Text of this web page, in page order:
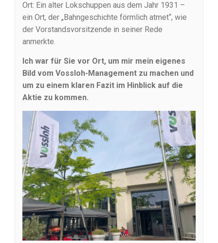
Ort: Ein alter Lokschuppen aus dem Jahr 1931 –
ein Ort, der „Bahngeschichte förmlich atmet“, wie
der Vorstandsvorsitzende in seiner Rede
anmerkte.
Ich war für Sie vor Ort, um mir mein eigenes
Bild vom Vossloh-Management zu machen und
um zu einem klaren Fazit im Hinblick auf die
Aktie zu kommen.